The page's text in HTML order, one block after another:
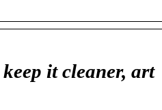
it cleaner, art